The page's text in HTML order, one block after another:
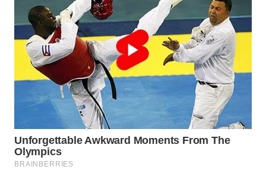
WN
PURWAKARTA
WN
PRIANGAN
TIMUR
SEMARANG
WN
SOLO